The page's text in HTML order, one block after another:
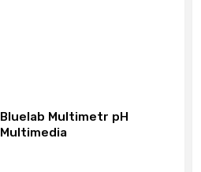
Bluelab Multimetr pH
Multimedia